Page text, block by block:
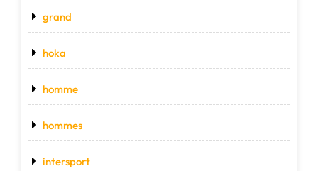
grand
hoka
homme
hommes
intersport